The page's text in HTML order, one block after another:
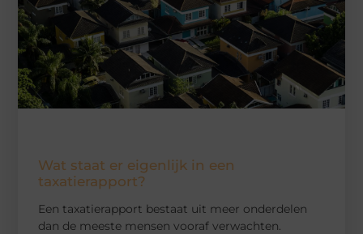
Wat staat er eigenlijk in een
taxatierapport?
Een taxatierapport bestaat uit meer onderdelen
dan de meeste mensen vooraf verwachten.